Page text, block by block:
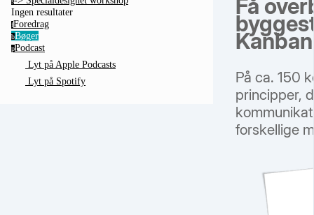
Ingen resultater
fForedrag
bBøger
pPodcast
Lyt på Apple Podcasts
Lyt på Spotify
Få
På ca. 150
principper,
forskellige